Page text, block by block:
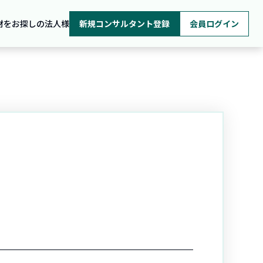
をお探しの法人様 新規コンサルタント登録 会員ログイン